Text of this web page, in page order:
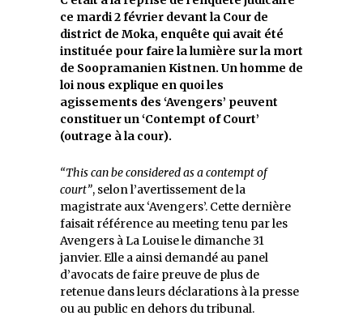
ce mardi 2 février devant la Cour de
district de Moka, enquête qui avait été
instituée pour faire la lumière sur la mort
de Soopramanien Kistnen. Un homme de
loi nous explique en quoi les
agissements des ‘Avengers’ peuvent
constituer un ‘Contempt of Court’
(outrage à la cour).
“This can be considered as a contempt of
court”, selon l’avertissement de la
magistrate aux ‘Avengers’. Cette dernière
faisait référence au meeting tenu par les
Avengers à La Louise le dimanche 31
janvier. Elle a ainsi demandé au panel
d’avocats de faire preuve de plus de
retenue dans leurs déclarations à la presse
ou au public en dehors du tribunal.